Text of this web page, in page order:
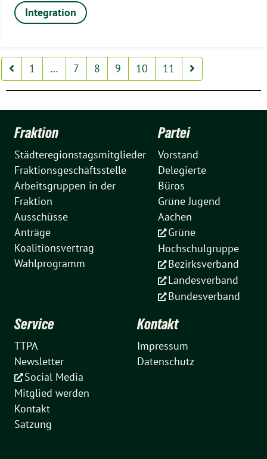
Integration
1 … 7 8 9 10 11
Fraktion
Städteregionstagsmitglieder
Fraktionsgeschäftsstelle
Arbeitsgruppen in der
Fraktion
Ausschüsse
Anträge
Koalitionsvertrag
Wahlprogramm
Partei
Vorstand
Delegierte
Büros
Grüne Jugend
Aachen
Grüne
Hochschulgruppe
Bezirksverband
Landesverband
Bundesverband
Service
TTPA
Newsletter
Social Media
Mitglied werden
Kontakt
Satzung
Kontakt
Impressum
Datenschutz